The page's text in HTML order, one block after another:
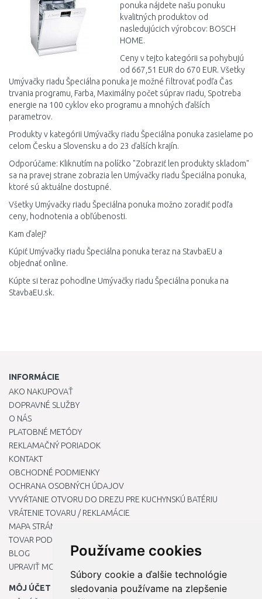
Používame cookies
Súbory cookie a ďalšie technológie
sledovania používame na zlepšenie
ponuka nájdete našu ponuku
kvalitných produktov od
nasledujúcich výrobcov: BOSCH
HOME.
Ceny v tejto kategórii sa pohybujú
od 667,51 EUR do 670 EUR. Všetky
Umývačky riadu Špeciálna ponuka je možné filtrovať podľa Čas
trvania programu, Farba, Maximálny počet súprav riadu, Spotreba
energie na 100 cyklov eko programu a mnohých ďalších
parametrov.
Produkty v kategórii Umývačky riadu Špeciálna ponuka zasielame po
celom Česku a Slovensku a do 23 ďalších krajín.
Odporúčame: Kliknutím na políčko "Zobraziť len produkty skladom"
sa na pravej strane zobrazia len Umývačky riadu Špeciálna ponuka,
ktoré sú aktuálne dostupné.
Všetky Umývačky riadu Špeciálna ponuka možno zoradiť podľa
ceny, hodnotenia a obľúbenosti.
Kam ďalej?
Kúpiť Umývačky riadu Špeciálna ponuka teraz na StavbaEU a
objednať online.
Kúpte si teraz pohodlne Umývačky riadu Špeciálna ponuka na
StavbaEU.sk.
INFORMÁCIE
AKO NAKUPOVAŤ
DOPRAVNÉ SLUŽBY
O NÁS
PLATOBNÉ METÓDY
REKLAMAČNÝ PORIADOK
KONTAKT
OBCHODNÉ PODMIENKY
OCHRANA OSOBNÝCH ÚDAJOV
VYVŔTANIE OTVORU DO DREZU PRE KUCHYNSKÚ BATÉRIU
VRÁTENIE TOVARU / REKLAMÁCIE
MAPA STRÁNOK
TOVAR PODĽA ZNAČIEK
BLOG
UPRAVIŤ MOJE PREDVOĽBY COOKIES
MÔJ ÚČET